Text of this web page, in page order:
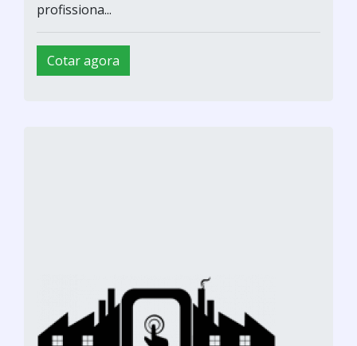
profissiona...
Cotar agora